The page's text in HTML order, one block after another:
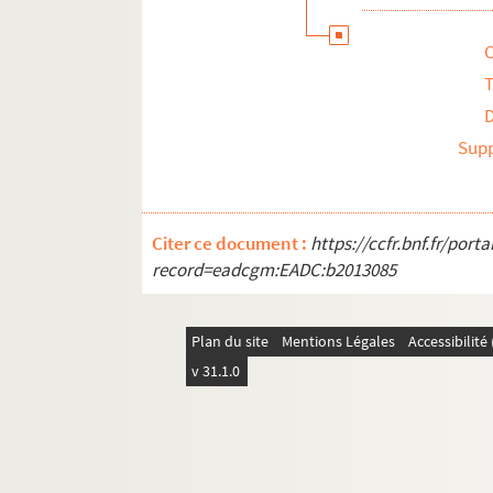
La bonne âme de Se-Tchouan
La création du monde et autres
Zoo ou l'assassin philanthrope
La visite de la vieille dame (1976
Cosi fan tutte (1977 ; Théâtre de
Gin game ou Le rami n'est pas
Quoi qu’on fasse on casse (1982
Volpone (1985 ; Théâtre de la
Spectacles non identifiés
Citer ce document : https://ccfr.bnf.fr/
record=eadcgm:EADC:b2013085
Plan du site Mentions Légales
v 31.1.0